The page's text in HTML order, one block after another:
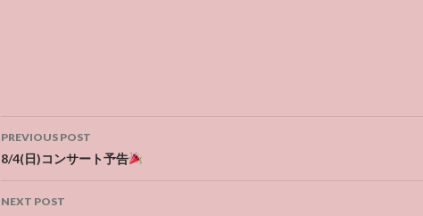
Post
navigation
PREVIOUS POST
8/4(日)コンサート予告
NEXT POST